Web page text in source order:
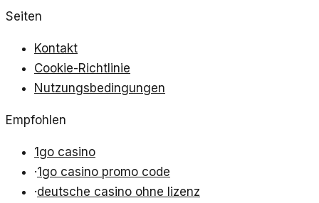
Seiten
Kontakt
Cookie-Richtlinie
Nutzungsbedingungen
Empfohlen
1go casino
·1go casino promo code
·deutsche casino ohne lizenz